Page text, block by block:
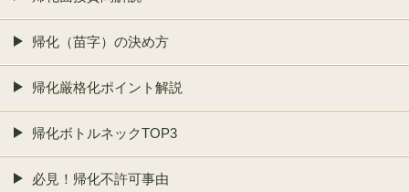
帰化（苗字）の決め方
帰化厳格化ポイント解説
帰化ボトルネックTOP3
必見！帰化不許可事由